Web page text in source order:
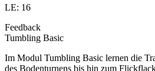
LE: 16
Feedback
Tumbling Basic
Im Modul Tumbling Basic lernen die
des Bodenturnens bis hin zum